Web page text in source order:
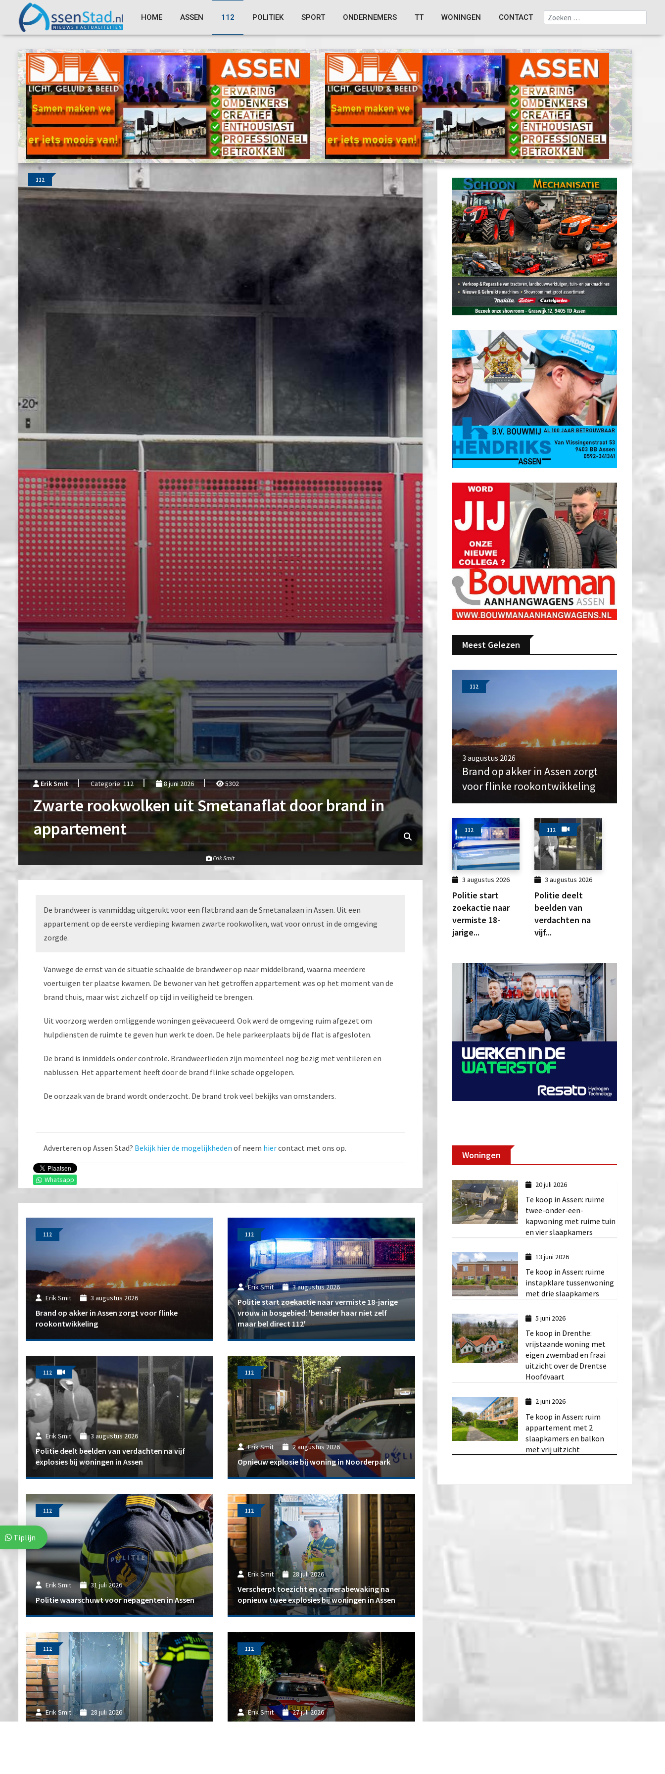
HOME ASSEN 112 POLITIEK SPORT ONDERNEMERS TT WONINGEN CONTACT
Erik Smit
112
Erik Smit Categorie: 112 8 juni 2026 5302
Zwarte rookwolken uit Smetanaflat door brand in
appartement
De brandweer is vanmiddag uitgerukt voor een flatbrand aan de Smetanalaan in Assen. Uit een
appartement op de eerste verdieping kwamen zwarte rookwolken, wat voor onrust in de omgeving
zorgde.
Vanwege de ernst van de situatie schaalde de brandweer op naar middelbrand, waarna meerdere
voertuigen ter plaatse kwamen. De bewoner van het getroffen appartement was op het moment van de
brand thuis, maar wist zichzelf op tijd in veiligheid te brengen.
Uit voorzorg werden omliggende woningen geëvacueerd. Ook werd de omgeving ruim afgezet om
hulpdiensten de ruimte te geven hun werk te doen. De hele parkeerplaats bij de flat is afgesloten.
De brand is inmiddels onder controle. Brandweerlieden zijn momenteel nog bezig met ventileren en
nablussen. Het appartement heeft door de brand flinke schade opgelopen.
De oorzaak van de brand wordt onderzocht. De brand trok veel bekijks van omstanders.
Whatsapp
Adverteren op Assen Stad? Bekijk hier de mogelijkheden of neem hiercontact met ons op.
Erik Smit 3 augustus 2026
Brand op akker in Assen zorgt voor flinke
rookontwikkeling
112
Erik Smit 3 augustus 2026
Politie start zoekactie naar vermiste 18-jarige
vrouw in bosgebied: 'benader haar niet zelf
maar bel direct 112'
112
Erik Smit 3 augustus 2026
Politie deelt beelden van verdachten na vijf
explosies bij woningen in Assen
112
Erik Smit 2 augustus 2026
Opnieuw explosie bij woning in Noorderpark
112
Erik Smit 31 juli 2026
Politie waarschuwt voor nepagenten in Assen
112
Erik Smit 28 juli 2026
Verscherpt toezicht en camerabewaking na
opnieuw twee explosies bij woningen in Assen
112
Erik Smit 28 juli 2026
112
Erik Smit 27 juli 2026
112
Meest Gelezen
112
3 augustus 2026
Brand op akker in Assen zorgt
voor flinke rookontwikkeling
112
3 augustus 2026
Politie start
zoekactie naar
vermiste 18-
jarige...
112
3 augustus 2026
Politie deelt
beelden van
verdachten na
vijf...
Woningen
20 juli 2026
Te koop in Assen: ruime
twee-onder-een-
kapwoning met ruime tuin
en vier slaapkamers
13 juni 2026
Te koop in Assen: ruime
instapklare tussenwoning
met drie slaapkamers
5 juni 2026
Te koop in Drenthe:
vrijstaande woning met
eigen zwembad en fraai
uitzicht over de Drentse
Hoofdvaart
2 juni 2026
Te koop in Assen: ruim
appartement met 2
slaapkamers en balkon
met vrij uitzicht
Tiplijn